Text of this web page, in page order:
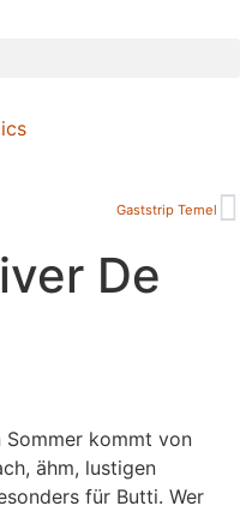
Gaststrip Temel
De
kommt von
ähm, lustigen
für Butti. Wer